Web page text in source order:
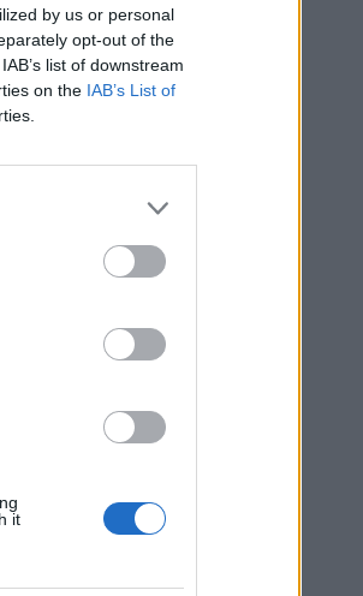
by us or personal
opt-out of the
list of downstream
on the IAB’s List of
it